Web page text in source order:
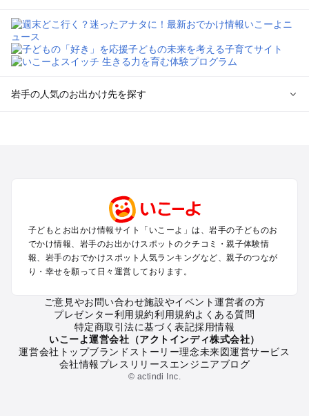
岩手の人気のお出かけ先を探す
安比・八幡平・二戸のプールお出かけ
三陸海岸周辺のプールお出かけ
岩手の定番お出かけスポット
岩手の遊園地
岩手のバーベキュー
岩手の釣り
岩手の牧場
岩手のプール
岩手のアスレチック
子どもとお出かけ情報サイト「いこーよ」は、岩手の子どものお
でかけ情報、岩手のお出かけスポットのクチコミ・親子体験情
報、岩手のおでかけスポット人気ランキングなど、親子のつなが
り・幸せを願って日々運営しております。
ご意見やお問い合わせ施設やイベント運営者の方
プレゼンター利用規約利用規約よくある質問
特定商取引法に基づく表記採用情報
いこーよ運営会社（アクトインディ株式会社）
運営会社トップブランドストーリー理念未来図運営サービス
会社情報プレスリリース エンジニアブログ
© actindi Inc.